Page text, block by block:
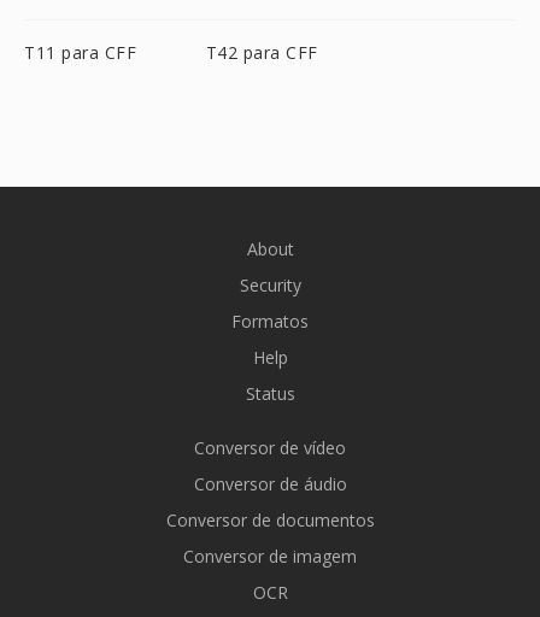
T11 para CFF T42 para CFF
About
Security
Formatos
Help
Status
Conversor de vídeo
Conversor de áudio
Conversor de documentos
Conversor de imagem
OCR